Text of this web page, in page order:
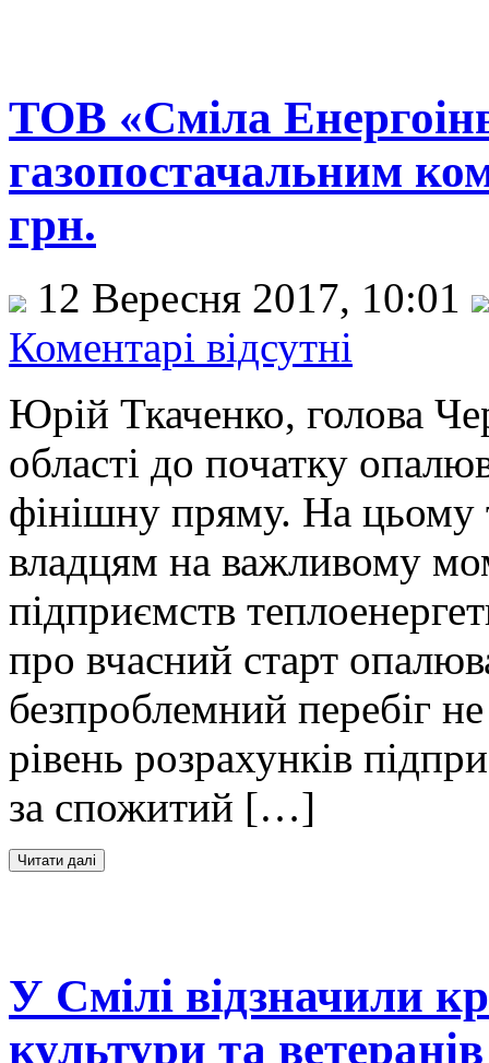
ТОВ «Сміла
газопостачальним
грн.
12 Вересня 2017, 10:01
Коментарі відсутні
Юрій Ткаченко, голова
області до початку
фінішну пряму. На цьому
владцям на важливому
підприємств
про вчасний старт
безпроблемний перебіг
рівень розрахунків
за спожитий […]
У Смілі відзначили
культури та